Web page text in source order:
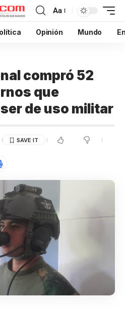
Aa
Opinión Mundo
compró 52
que
de uso militar